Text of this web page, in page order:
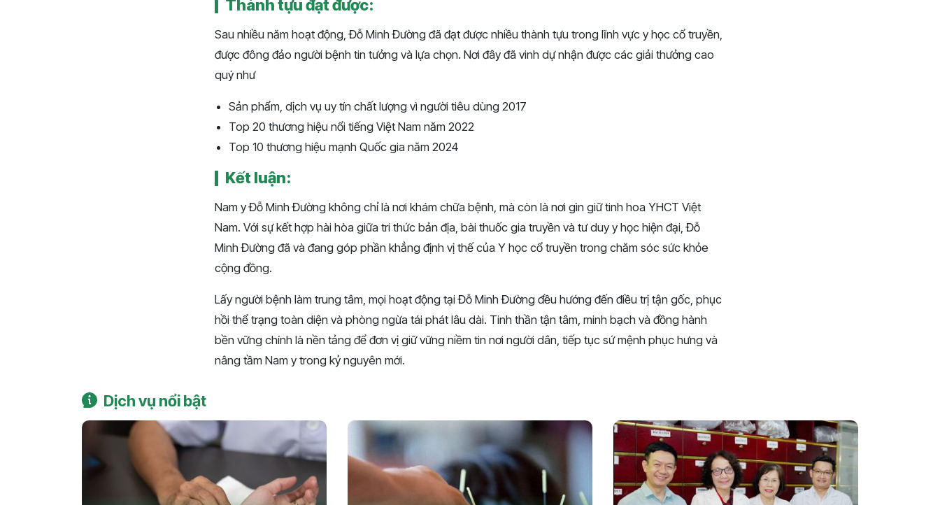
Thành tựu đạt được:
Sau nhiều năm hoạt động, Đỗ Minh Đường đã đạt được nhiều thành tựu trong lĩnh vực y học cổ truyền,
được đông đảo người bệnh tin tưởng và lựa chọn. Nơi đây đã vinh dự nhận được các giải thưởng cao
quý như
Sản phẩm, dịch vụ uy tín chất lượng vì người tiêu dùng 2017
Top 20 thương hiệu nổi tiếng Việt Nam năm 2022
Top 10 thương hiệu mạnh Quốc gia năm 2024
Kết luận:
Nam y Đỗ Minh Đường không chỉ là nơi khám chữa bệnh, mà còn là nơi gìn giữ tinh hoa YHCT Việt
Nam. Với sự kết hợp hài hòa giữa tri thức bản địa, bài thuốc gia truyền và tư duy y học hiện đại, Đỗ
Minh Đường đã và đang góp phần khẳng định vị thế của Y học cổ truyền trong chăm sóc sức khỏe
cộng đồng.
Lấy người bệnh làm trung tâm, mọi hoạt động tại Đỗ Minh Đường đều hướng đến điều trị tận gốc, phục
hồi thể trạng toàn diện và phòng ngừa tái phát lâu dài. Tinh thần tận tâm, minh bạch và đồng hành
bền vững chính là nền tảng để đơn vị giữ vững niềm tin nơi người dân, tiếp tục sứ mệnh phục hưng và
nâng tầm Nam y trong kỷ nguyên mới.
Dịch vụ nổi bật